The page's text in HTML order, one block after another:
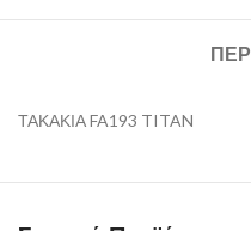
ΤΑΚΑΚΙΑ FA193 TITAN